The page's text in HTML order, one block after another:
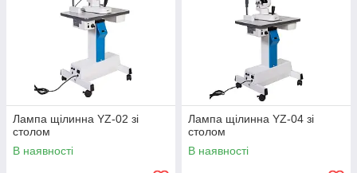
Лампа щілинна YZ-02 зі
столом
В наявності
Лампа щілинна YZ-04 зі
столом
В наявності